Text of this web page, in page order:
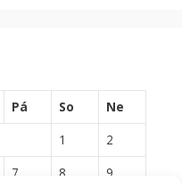
Pá So
Ne
1
2
7 8
9